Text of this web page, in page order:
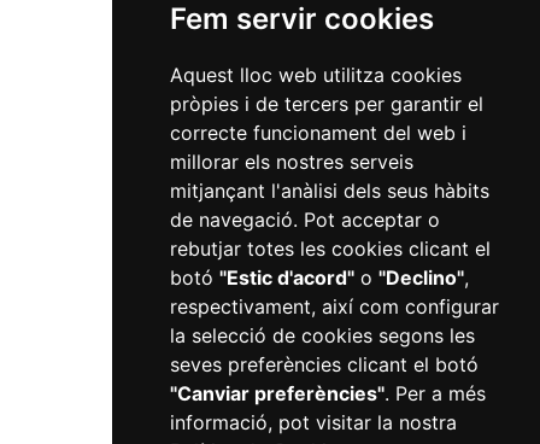
Fem servir cookies
Aquest lloc web utilitza cookies
pròpies i de tercers per garantir el
correcte funcionament del web i
millorar els nostres serveis
mitjançant l'anàlisi dels seus hàbits
de navegació. Pot acceptar o
rebutjar totes les cookies clicant el
botó "Estic d'acord"o "Declino",
respectivament, així com configurar
la selecció de cookies segons les
seves preferències clicant el botó
"Canviar preferències". Per a més
informació, pot visitar la nostra